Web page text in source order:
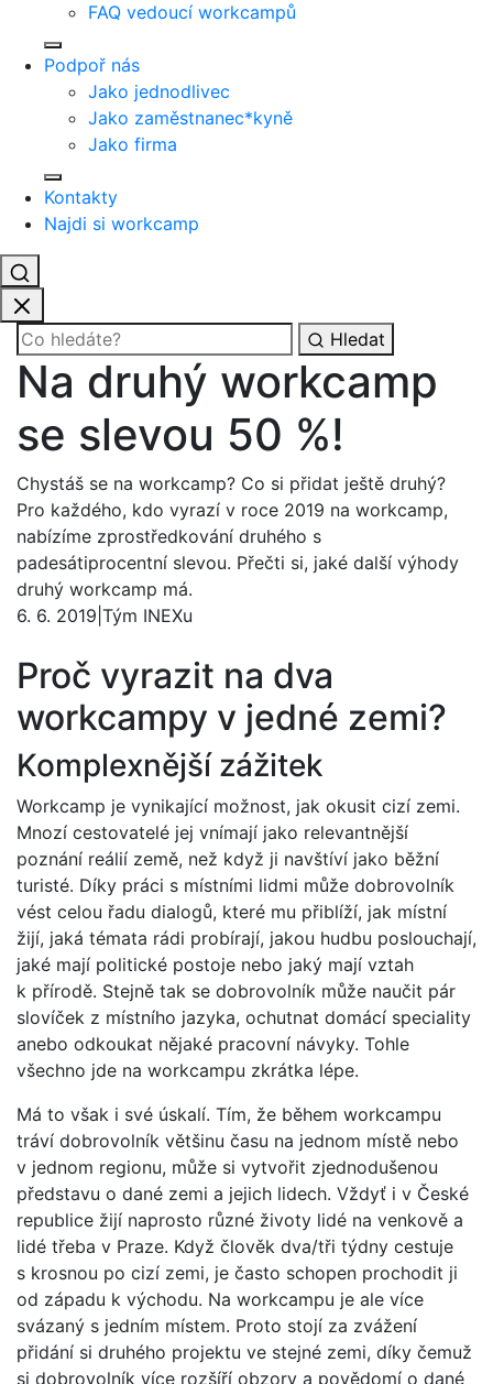
FAQ vedoucí workcampů
Podpoř nás
Jako jednodlivec
Jako zaměstnanec*kyně
Jako firma
Kontakty
Najdi si workcamp
Hledat
Na druhý workcamp
se slevou 50 %!
Chystáš se na workcamp? Co si přidat ještě druhý?
Pro každého, kdo vyrazí v roce 2019 na workcamp,
nabízíme zprostředkování druhého s
padesátiprocentní slevou. Přečti si, jaké další výhody
druhý workcamp má.
6. 6. 2019 Tým INEXu
Proč vyrazit na dva
workcampy v jedné zemi?
Komplexnější zážitek
Workcamp je vynikající možnost, jak okusit cizí zemi.
Mnozí cestovatelé jej vnímají jako relevantnější
poznání reálií země, než když ji navštíví jako běžní
turisté. Díky práci s místními lidmi může dobrovolník
vést celou řadu dialogů, které mu přiblíží, jak místní
žijí, jaká témata rádi probírají, jakou hudbu poslouchají,
jaké mají politické postoje nebo jaký mají vztah
k přírodě. Stejně tak se dobrovolník může naučit pár
slovíček z místního jazyka, ochutnat domácí speciality
anebo odkoukat nějaké pracovní návyky. Tohle
všechno jde na workcampu zkrátka lépe.
Má to však i své úskalí. Tím, že během workcampu
tráví dobrovolník většinu času na jednom místě nebo
v jednom regionu, může si vytvořit zjednodušenou
představu o dané zemi a jejich lidech. Vždyť i v České
republice žijí naprosto různé životy lidé na venkově a
lidé třeba v Praze. Když člověk dva/tři týdny cestuje
s krosnou po cizí zemi, je často schopen prochodit ji
od západu k východu. Na workcampu je ale více
svázaný s jedním místem. Proto stojí za zvážení
přidání si druhého projektu ve stejné zemi, díky čemuž
si dobrovolník více rozšíří obzory a povědomí o dané